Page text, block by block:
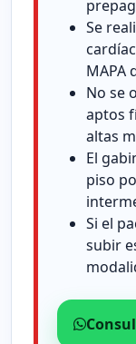
Se
MAPA
No se
aptos
altas
El
piso
Si el
subir